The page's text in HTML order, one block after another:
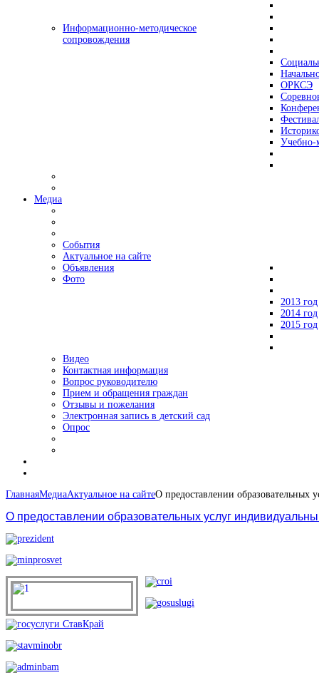
Информационно-методическое
сопровождения
ОРКСЭ
Учебно-
Медиа
События
Актуальное на сайте
Объявления
Фото
2013 год
2014 год
2015 год
Видео
Контактная информация
Вопрос руководителю
Прием и обращения граждан
Отзывы и пожелания
Электронная запись в детский сад
Опрос
ГлавнаяМедиаАктуальное на сайтеО предоставлении
О предоставлении образовательных услуг